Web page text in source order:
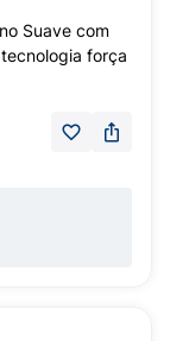
Suave com
força